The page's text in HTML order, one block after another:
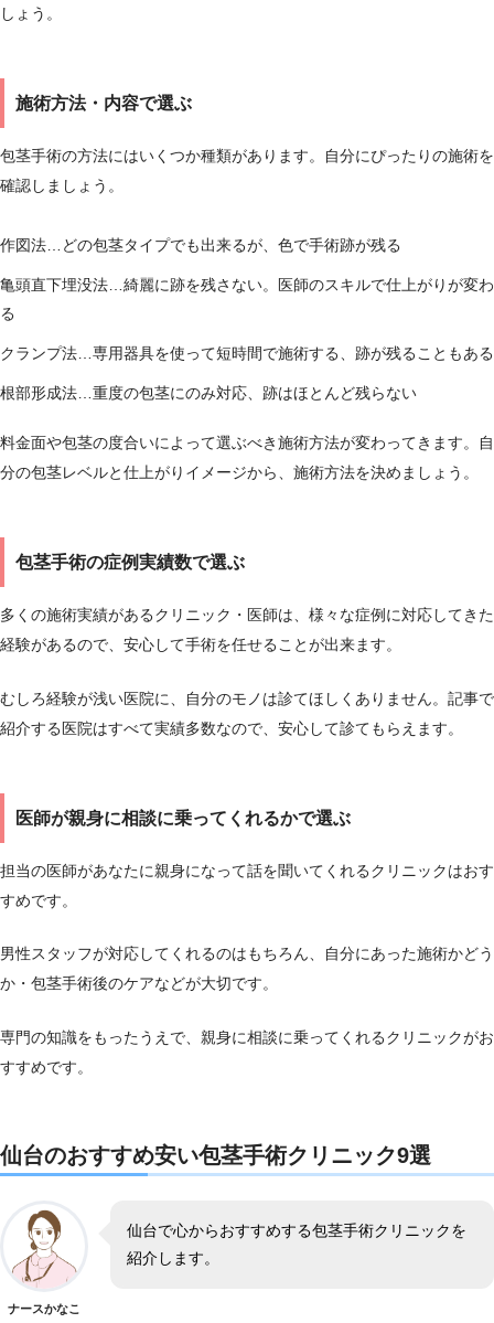
しょう。
施術方法・内容で選ぶ
包茎手術の方法にはいくつか種類があります。自分にぴったりの施術を
確認しましょう。
作図法…どの包茎タイプでも出来るが、色で手術跡が残る
亀頭直下埋没法…綺麗に跡を残さない。医師のスキルで仕上がりが変わ
る
クランプ法…専用器具を使って短時間で施術する、跡が残ることもある
根部形成法…重度の包茎にのみ対応、跡はほとんど残らない
料金面や包茎の度合いによって選ぶべき施術方法が変わってきます。自
分の包茎レベルと仕上がりイメージから、施術方法を決めましょう。
包茎手術の症例実績数で選ぶ
多くの施術実績があるクリニック・医師は、様々な症例に対応してきた
経験があるので、安心して手術を任せることが出来ます。
むしろ経験が浅い医院に、自分のモノは診てほしくありません。記事で
紹介する医院はすべて実績多数なので、安心して診てもらえます。
医師が親身に相談に乗ってくれるかで選ぶ
担当の医師があなたに親身になって話を聞いてくれるクリニックはおす
すめです。
男性スタッフが対応してくれるのはもちろん、自分にあった施術かどう
か・包茎手術後のケアなどが大切です。
専門の知識をもったうえで、親身に相談に乗ってくれるクリニックがお
すすめです。
仙台のおすすめ安い包茎手術クリニック9選
ナースかなこ
仙台で心からおすすめする包茎手術クリニックを
紹介します。